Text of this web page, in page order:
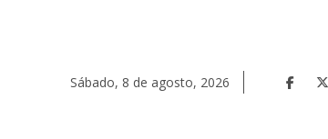
Sábado, 8 de agosto, 2026